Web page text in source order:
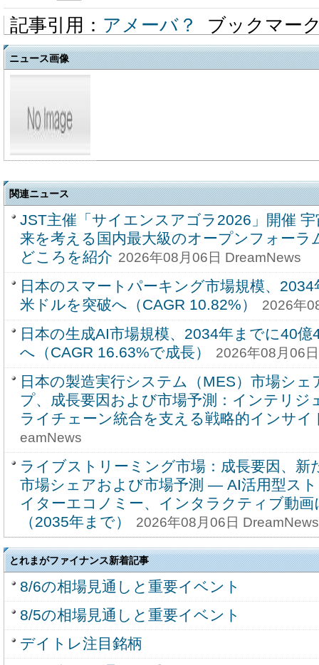
記事引用： アメーバ？ ブックマー
ニュース画像
関連ニュース
JST主催「サイエンスアゴラ2026」開催
来を考える国内最大級のオープンフォーラ
どころを紹介 2026年08月06日 DreamNews
日本のスマートパーキング市場規模、
米ドルを突破へ（CAGR 10.82%）
2026年
日本の生成AI市場規模、2034年までに40
へ（CAGR 16.63%で成長）
2026年08月06
日本の製造実行システム（MES）市場シ
プ、成長要因および市場予測：インテリジ
ライチェーン統合を支える戦略的インサイ
eamNews
ライブストリーミング市場：成長要因、新
市場シェアおよび市場予測 ― AI活用型ス
イターエコノミー、インタラクティブ動画
（2035年まで）
2026年08月06日 DreamNews
とれまがファイナンス新着記事
8/6の相場見通しと重要イベント
8/5の相場見通しと重要イベント
デイトレ注目銘柄